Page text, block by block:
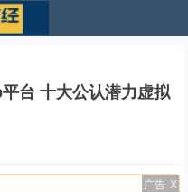
台 十大公认潜力虚拟
广告 X